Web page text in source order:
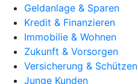
Geldanlage & Sparen
Kredit & Finanzieren
Immobilie & Wohnen
Zukunft & Vorsorgen
Versicherung & Schützen
Junge Kunden